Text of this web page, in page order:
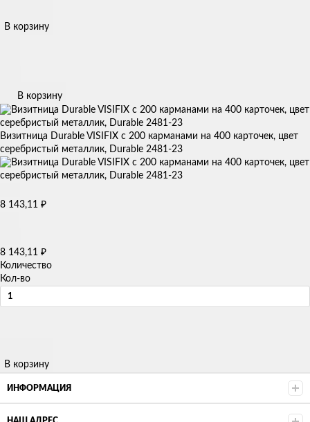
В корзину
В корзину
Визитница Durable VISIFIX с 200 карманами на 400 карточек, цвет
серебристый металлик, Durable 2481-23
8 143,11 ₽
8 143,11 ₽
Количество
Кол-во
В корзину
ИНФОРМАЦИЯ